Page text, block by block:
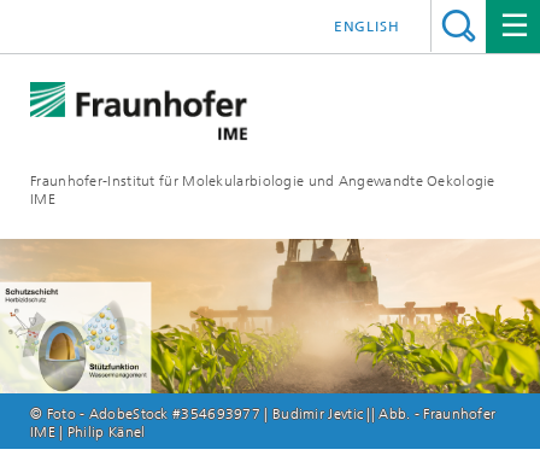
Fraunhofer-Institut für Molekularbiologie und Angewandte Oekologie
IME
ENGLISH
© Foto - AdobeStock #354693977 | Budimir Jevtic || Abb. - Fraunhofer
IME | Philip Känel